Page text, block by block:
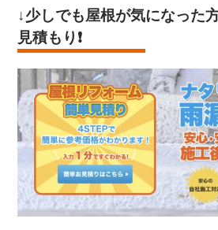
↓少しでも屋根が気になった
見積もり ❗️